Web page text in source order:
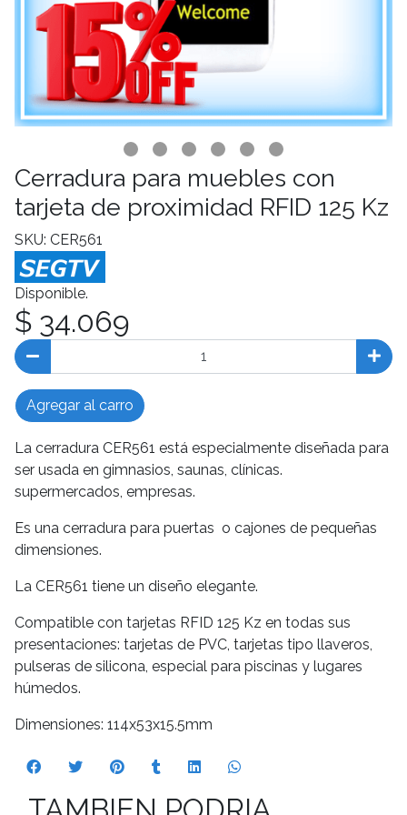
Cerradura para muebles con
tarjeta de proximidad RFID 125 Kz
SKU: CER561
Disponible.
$ 34.069
Agregar al carro
La cerradura CER561 está especialmente diseñada para
ser usada en gimnasios, saunas, clínicas.
supermercados, empresas.
Es una cerradura para puertas o cajones de pequeñas
dimensiones.
La CER561 tiene un diseño elegante.
Compatible con tarjetas RFID 125 Kz en todas sus
presentaciones: tarjetas de PVC, tarjetas tipo llaveros,
pulseras de silicona, especial para piscinas y lugares
húmedos.
Dimensiones: 114x53x15.5mm